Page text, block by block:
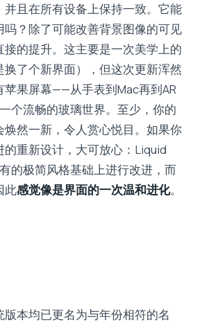
并且在所有设备上保持一致。它能
吗？除了可能改善背景图像的可见
的提升。这主要是一次美学上的
了个新界面），但这次更新浑然
苹果屏幕——从手表到Mac再到AR
个流畅的玻璃世界。至少，你的
焕然一新，令人赏心悦目。如果你
重新设计，大可放心：Liquid
的极简风格基础上进行改进，而
此感觉像是界面的一次温和进化。
本均已更名为与年份相符的名